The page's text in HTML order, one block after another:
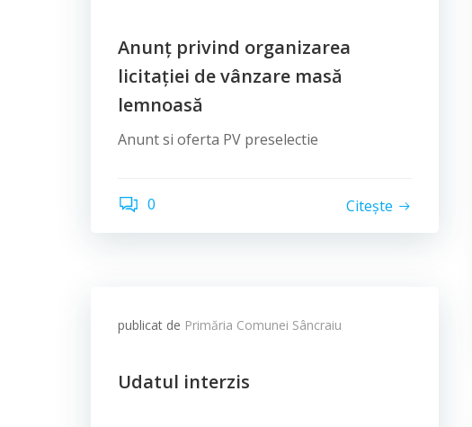
Anunț privind organizarea
licitației de vânzare masă
lemnoasă
Anunt si oferta PV preselectie
0 Citește
publicat de Primăria Comunei Sâncraiu
Udatul interzis